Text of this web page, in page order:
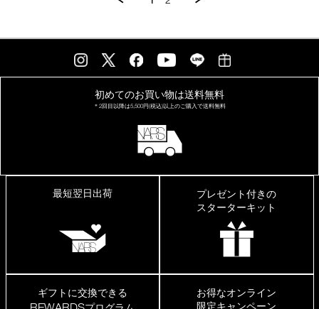
初めてのお買い物は送料無料
＊2回目以降は5,500円(税込)以上の ご購入で送料無料
最短翌日出荷
プレゼント付きの
スターターキット
ギフトに交換できる
お得なオンライン
限定キャンペーン